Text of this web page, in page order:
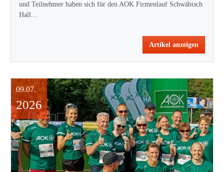
und Teilnehmer haben sich für den AOK Firmenlauf Schwäbisch
Hall…
Artikel anzeigen
09.07.
2026